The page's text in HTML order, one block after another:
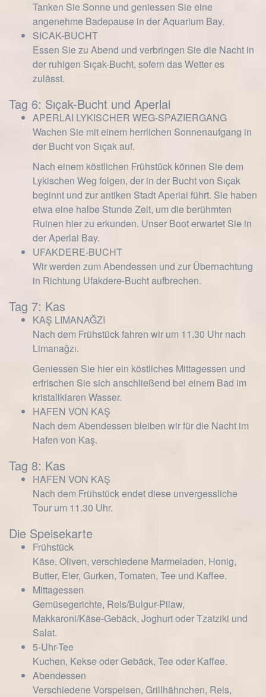
Tanken Sie Sonne und geniessen Sie eine
angenehme Badepause in der Aquarium Bay.
SICAK-BUCHT
Essen Sie zu Abend und verbringen Sie die Nacht in
der ruhigen Sıçak-Bucht, sofern das Wetter es
zulässt.
Tag 6: Sıçak-Bucht und Aperlai
APERLAI LYKISCHER WEG-SPAZIERGANG
Wachen Sie mit einem herrlichen Sonnenaufgang in
der Bucht von Sıçak auf.
Nach einem köstlichen Frühstück können Sie dem
Lykischen Weg folgen, der in der Bucht von Sıçak
beginnt und zur antiken Stadt Aperlai führt. Sie haben
etwa eine halbe Stunde Zeit, um die berühmten
Ruinen hier zu erkunden. Unser Boot erwartet Sie in
der Aperlai Bay.
UFAKDERE-BUCHT
Wir werden zum Abendessen und zur Übernachtung
in Richtung Ufakdere-Bucht aufbrechen.
Tag 7: Kas
KAŞ LIMANAĞZI
Nach dem Frühstück fahren wir um 11.30 Uhr nach
Limanağzı.
Geniessen Sie hier ein köstliches Mittagessen und
erfrischen Sie sich anschließend bei einem Bad im
kristallklaren Wasser.
HAFEN VON KAŞ
Nach dem Abendessen bleiben wir für die Nacht im
Hafen von Kaş.
Tag 8: Kas
HAFEN VON KAŞ
Nach dem Frühstück endet diese unvergessliche
Tour um 11.30 Uhr.
Die Speisekarte
Frühstück
Käse, Oliven, verschiedene Marmeladen, Honig,
Butter, Eier, Gurken, Tomaten, Tee und Kaffee.
Mittagessen
Gemüsegerichte, Reis/Bulgur-Pilaw,
Makkaroni/Käse-Gebäck, Joghurt oder Tzatziki und
Salat.
5-Uhr-Tee
Kuchen, Kekse oder Gebäck, Tee oder Kaffee.
Abendessen
Verschiedene Vorspeisen, Grillhähnchen, Reis,